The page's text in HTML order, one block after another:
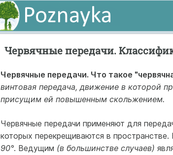
Червячные передачи.
Червячные передачи. Что такое
винтовая передача, движение в которой
присущим ей повышенным скольжением.
Червячные передачи применяют для
которых перекрещиваются в
90°. Ведущим (в большинстве случаев)